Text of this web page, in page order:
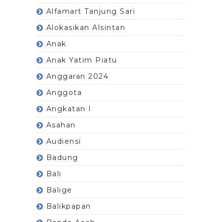
Alfamart Tanjung Sari
Alokasikan Alsintan
Anak
Anak Yatim Piatu
Anggaran 2024
Anggota
Angkatan I
Asahan
Audiensi
Badung
Bali
Balige
Balikpapan